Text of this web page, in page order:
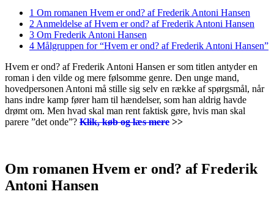
1 Om romanen Hvem er ond? af Frederik Antoni Hansen
2 Anmeldelse af Hvem er ond? af Frederik Antoni Hansen
3 Om Frederik Antoni Hansen
4 Målgruppen for “Hvem er ond? af Frederik Antoni Hansen”
Hvem er ond? af Frederik Antoni Hansen er som titlen antyder en
roman i den vilde og mere følsomme genre. Den unge mand,
hovedpersonen Antoni må stille sig selv en række af spørgsmål, når
hans indre kamp fører ham til hændelser, som han aldrig havde
drømt om. Men hvad skal man rent faktisk gøre, hvis man skal
parere ”det onde”? Klik, køb og læs mere >>
Om romanen Hvem er ond? af Frederik
Antoni Hansen